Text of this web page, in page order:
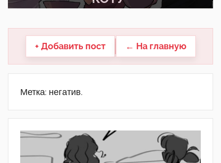
другие.
+ Добавить пост ← На главную
Метка: негатив.